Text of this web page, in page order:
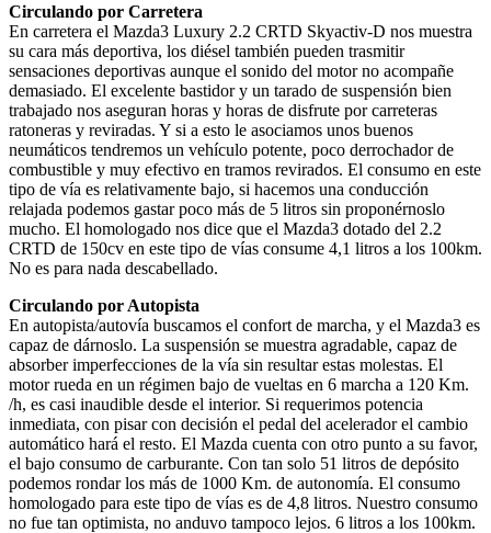
Circulando por Carretera
En carretera el Mazda3 Luxury 2.2 CRTD Skyactiv-D nos muestra
su cara más deportiva, los diésel también pueden trasmitir
sensaciones deportivas aunque el sonido del motor no acompañe
demasiado. El excelente bastidor y un tarado de suspensión bien
trabajado nos aseguran horas y horas de disfrute por carreteras
ratoneras y reviradas. Y si a esto le asociamos unos buenos
neumáticos tendremos un vehículo potente, poco derrochador de
combustible y muy efectivo en tramos revirados. El consumo en este
tipo de vía es relativamente bajo, si hacemos una conducción
relajada podemos gastar poco más de 5 litros sin proponérnoslo
mucho. El homologado nos dice que el Mazda3 dotado del 2.2
CRTD de 150cv en este tipo de vías consume 4,1 litros a los 100km.
No es para nada descabellado.
Circulando por Autopista
En autopista/autovía buscamos el confort de marcha, y el Mazda3 es
capaz de dárnoslo. La suspensión se muestra agradable, capaz de
absorber imperfecciones de la vía sin resultar estas molestas. El
motor rueda en un régimen bajo de vueltas en 6 marcha a 120 Km.
/h, es casi inaudible desde el interior. Si requerimos potencia
inmediata, con pisar con decisión el pedal del acelerador el cambio
automático hará el resto. El Mazda cuenta con otro punto a su favor,
el bajo consumo de carburante. Con tan solo 51 litros de depósito
podemos rondar los más de 1000 Km. de autonomía. El consumo
homologado para este tipo de vías es de 4,8 litros. Nuestro consumo
no fue tan optimista, no anduvo tampoco lejos. 6 litros a los 100km.